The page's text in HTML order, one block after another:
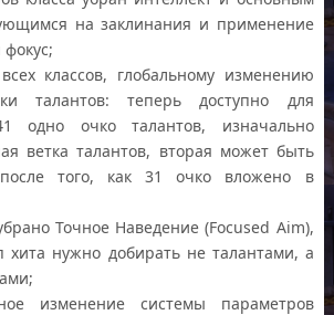
на заклинания и применение
фокус;
классов, глобальному изменению
талантов: теперь доступно для
одно очко талантов, изначально
ветка талантов, вторая может быть
того, как 31 очко вложено в
Точное Наведение (Focused Aim),
хита нужно добирать не талантами, а
системы параметров